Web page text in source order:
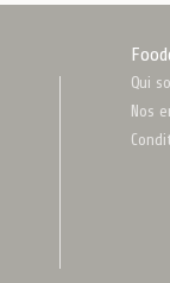
Qui
Nos